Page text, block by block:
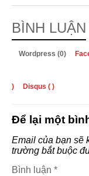
BÌNH LUẬN
Wordpress (0)
) Disqus ( )
Để lại một
Email của bạn sẽ
trường bắt buộc
Bình luận *